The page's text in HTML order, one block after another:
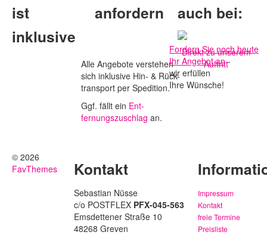
ist
inklusive
Alle Angebote verstehen
sich inklusive Hin- & Rück-
transport per Spedition.
Ggf. fällt ein Ent-
fernungszuschlag an.
anfordern
Fordern Sie noch heute
Ihr Angebot an-
wir erfüllen
Ihre Wünsche!
auch bei:
Direkt zu unserem
Auftritt
© 2026
FavThemes
Kontakt
Sebastian Nüsse
c/o POSTFLEX PFX-045-563
Emsdettener Straße 10
48268 Greven
Impressum
Kontakt
freie Termine
Preisliste